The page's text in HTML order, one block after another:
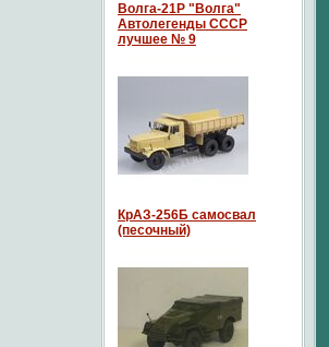
Волга-21P "Волга"
Автолегенды СССР
лучшее № 9
КрАЗ-256Б самосвал
(песочный)